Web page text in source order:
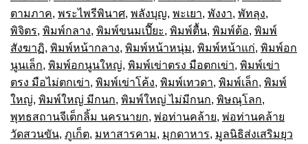
ตามภาค, พระไพรีพินาศ, พลังบุญ, พะเยา, พังงา, พัทลุง,
พิจิตร, พิมพ์กลาง, พิมพ์ขนมเปี๊ยะ, พิมพ์ตื้น, พิมพ์ต้อ, พิมพ์
สังฆาฏิ, พิมพ์หน้ากลาง, พิมพ์หน้าหนุ่ม, พิมพ์หน้าแก่, พิมพ์อก
นูนเล็ก, พิมพ์อกนูนใหญ่, พิมพ์เข่าตรง มือตกเข่า, พิมพ์เข่า
ตรง มือไม่ตกเข่า, พิมพ์เข่าโค้ง, พิมพ์เทวดา, พิมพ์เล็ก, พิมพ์
ใหญ่, พิมพ์ใหญ่ มีกนก, พิมพ์ใหญ่ ไม่มีกนก, พิษณุโลก,
พุทธสถานจีเต็กลิ้ม นครนายก, พ่อท่านคล้าย, พ่อท่านคล้าย
วัดสวนขัน, ภูเก็ต, มหาสารคาม, มุกดาหาร, มูลนิธิส่งเสริมยุว